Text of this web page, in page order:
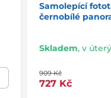
Samolepící
černobílé
Skladem, v úterý
909 Kč
727 Kč